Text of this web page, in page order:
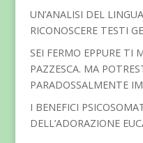
UN’ANALISI DEL
RICONOSCERE TESTI
SEI FERMO EPPURE TI
PAZZESCA. MA
PARADOSSALMENTE
I BENEFICI
DELL’ADORAZIONE